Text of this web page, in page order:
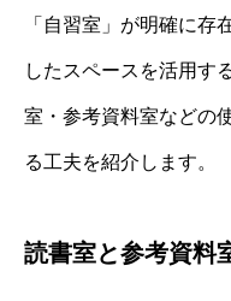
「自習室」が明確に存
したスペースを活用す
室・参考資料室などの
る工夫を紹介します。
読書室と参考資料